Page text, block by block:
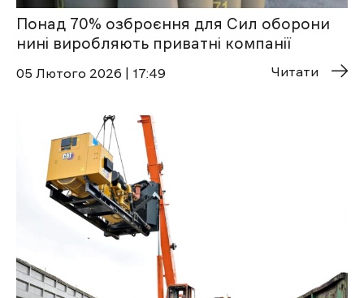
Понад 70% озброєння для Сил оборони
нині виробляють приватні компанії
05 Лютого 2026 | 17:49 Читати